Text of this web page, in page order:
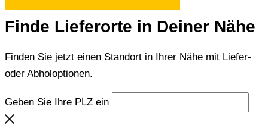
Finde Lieferorte in Deiner Nähe
Finden Sie jetzt einen Standort in Ihrer Nähe mit Liefer-
oder Abholoptionen.
Geben Sie Ihre PLZ ein